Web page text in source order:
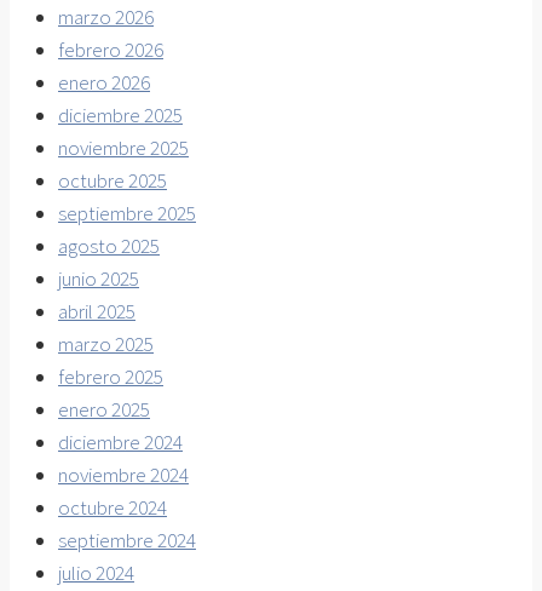
marzo 2026
febrero 2026
enero 2026
diciembre 2025
noviembre 2025
octubre 2025
septiembre 2025
agosto 2025
junio 2025
abril 2025
marzo 2025
febrero 2025
enero 2025
diciembre 2024
noviembre 2024
octubre 2024
septiembre 2024
julio 2024